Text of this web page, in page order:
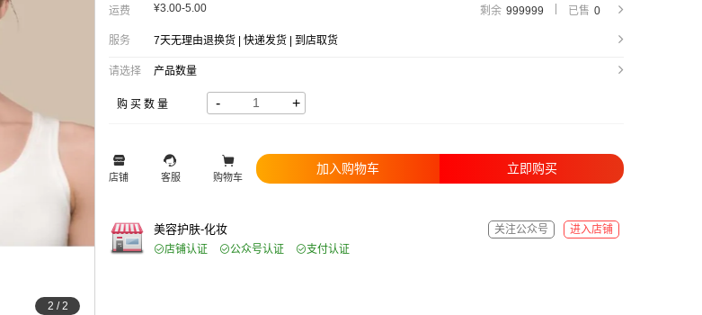
2 /2
运费 ¥3.00-5.00 剩余 999999 | 已售 0
服务 7天无理由退换货 | 快递发货 | 到店取货
请选择 产品数量
购买数量 - +
店铺 客服 购物车
加入购物车 立即购买
美容护肤-化妆 关注公众号
进入店铺
店铺认证
公众号认证 支付认证